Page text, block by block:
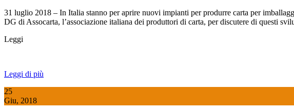
31 luglio 2018 – In Italia stanno per aprire nuovi impianti per produrre carta per
DG di Assocarta, l’associazione italiana dei produttori di carta, per discutere di questi
Leggi
Leggi di più
25
Giu, 2018